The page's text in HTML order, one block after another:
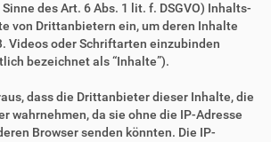
des Art. 6 Abs. 1 lit. f. DSGVO) Inhalts-
von Drittanbietern ein, um deren Inhalte
Videos oder Schriftarten einzubinden
bezeichnet als “Inhalte”).
dass die Drittanbieter dieser Inhalte, die
wahrnehmen, da sie ohne die IP-Adresse
Browser senden könnten. Die IP-